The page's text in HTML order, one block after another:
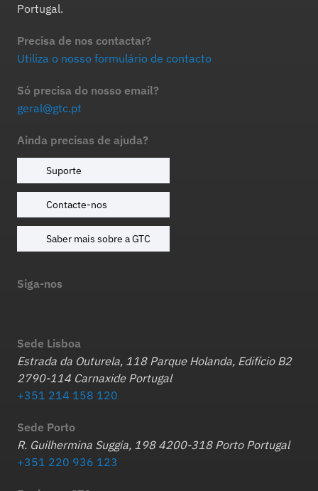
Portugal.
Precisa de nos contactar?
Utiliza o nosso formulário de contacto
Só precisa do nosso email?
geral@gtc.pt
Ainda precisas de ajuda?
Suporte
Contacte-nos
Saber mais sobre a GTC
Siga-nos
Sede Lisboa
Estrada da Outurela, 118 Parque Holanda, Edifício B2
2790-114 Carnaxide Portugal
+351 214 158 120
Sede Porto
R. Guilhermina Suggia, 198 4200-318 Porto Portugal
+351 220 936 123